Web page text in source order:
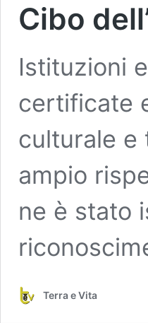
Cibo
Istituzioni
certificate
culturale e
ampio
ne è stato
Terra e Vita